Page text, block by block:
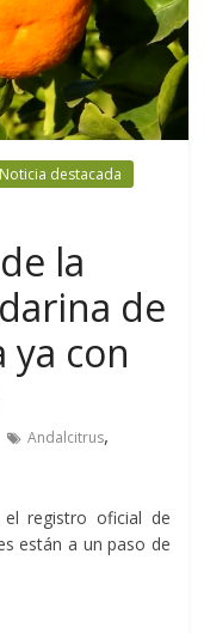
Noticia destacada
la
de
ya con
Andalcitrus,
el registro oficial de
están a un paso de